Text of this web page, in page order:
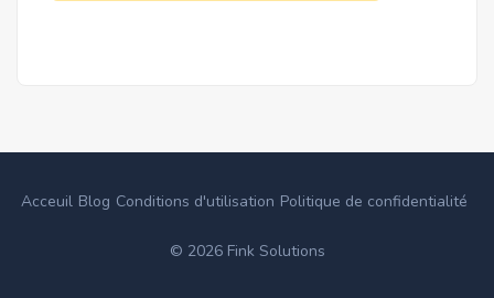
Acceuil Blog Conditions d'utilisation Politique de confidentialité
© 2026 Fink Solutions